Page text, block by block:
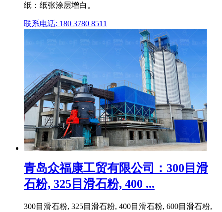
纸：纸张涂层增白。
联系电话: 180 3780 8511
青岛众福康工贸有限公司：300目滑
石粉, 325目滑石粉, 400 ...
300目滑石粉, 325目滑石粉, 400目滑石粉, 600目滑石粉,